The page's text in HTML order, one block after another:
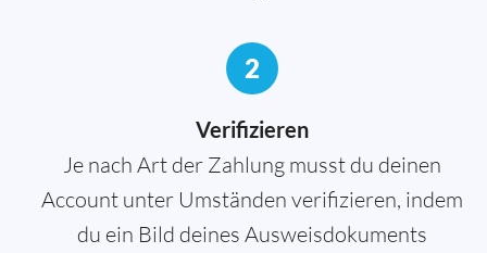
2
Verifizieren
Je nach Art der Zahlung musst du deinen
Account unter Umständen verifizieren, indem
du ein Bild deines Ausweisdokuments